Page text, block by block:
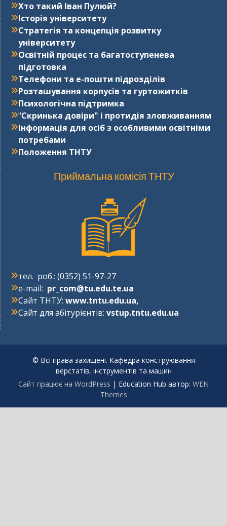
Хто такий Іван Пулюй?
Історія університету
Стратегія та концепція розвитку
університету
Освітній процес та багатоступенева
підготовка
Телефони та е-пошти підрозділів
Розташування корпусів та гуртожитків
Психологічна підтримка
"Cкринька довіри" і протидія зловживанням
Інформація для осіб з особливими освітніми
потребами
Положення ТНТУ
Приймальна комісія ТНТУ
тел. роб.: (0352) 51-97-27
e-mail: pr_com@tu.edu.te.ua
Сайт ТНТУ: www.tntu.edu.ua,
Сайт для абітурієнтів: vstup.tntu.edu.ua
© Всі права захищені. Кафедра конструювання
верстатів, інструментів та машин
Сайт працює на WordPress | Education Hub автор: WEN
Themes